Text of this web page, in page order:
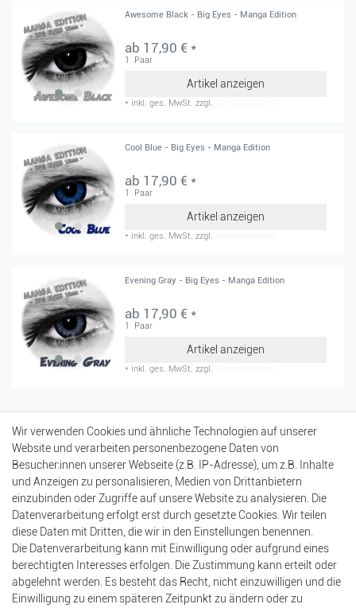
Awesome Black - Big Eyes - Manga Edition
ab 17,90 € *
1 Paar
Artikel anzeigen
* inkl. ges. MwSt. zzgl.
Cool Blue - Big Eyes - Manga Edition
ab 17,90 € *
1 Paar
Artikel anzeigen
* inkl. ges. MwSt. zzgl.
Evening Gray - Big Eyes - Manga Edition
ab 17,90 € *
1 Paar
Artikel anzeigen
* inkl. ges. MwSt. zzgl.
Login
Registrierung
Warenkorb
Kasse
Einkaufen
Versandarten & -kosten
Zahlungsarten
Bankdaten
Batterieentsorgung
Wir verwenden Cookies und ähnliche Technologien auf unserer
Website und verarbeiten personenbezogene Daten von
Besucher:innen unserer Webseite (z.B. IP-Adresse), um z.B. Inhalte
und Anzeigen zu personalisieren, Medien von Drittanbietern
einzubinden oder Zugriffe auf unsere Website zu analysieren. Die
Datenverarbeitung erfolgt erst durch gesetzte Cookies. Wir teilen
diese Daten mit Dritten, die wir in den Einstellungen benennen.
Die Datenverarbeitung kann mit Einwilligung oder aufgrund eines
berechtigten Interesses erfolgen. Die Zustimmung kann erteilt oder
abgelehnt werden. Es besteht das Recht, nicht einzuwilligen und die
Einwilligung zu einem späteren Zeitpunkt zu ändern oder zu